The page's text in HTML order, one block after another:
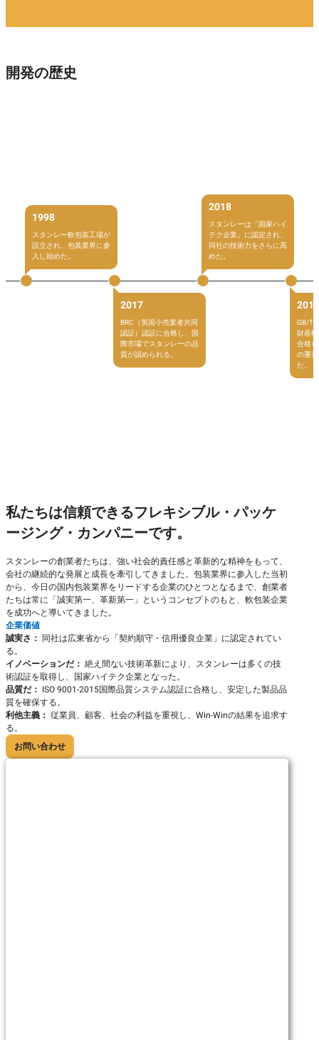
開発の歴史
1998
スタンレー軟包装工場が
設立され、包装業界に参
入し始めた。
2017
BRC（英国小売業者共同
認証）認証に合格し、国
際市場でスタンレーの品
質が認められる。
2018
スタンレーは「国家ハイ
テク企業」に認定され、
同社の技術力をさらに高
めた。
2019
GB/T
財産
合格
の重
た。
私たちは信頼できるフレキシブル・パッケ
ージング・カンパニーです。
スタンレーの創業者たちは、強い社会的責任感と革新的な精神をもって、
会社の継続的な発展と成長を牽引してきました。包装業界に参入した当初
から、今日の国内包装業界をリードする企業のひとつとなるまで、創業者
たちは常に「誠実第一、革新第一」というコンセプトのもと、軟包装企業
を成功へと導いてきました。
企業価値
誠実さ： 同社は広東省から「契約順守・信用優良企業」に認定されてい
る。
イノベーションだ： 絶え間ない技術革新により、スタンレーは多くの技
術認証を取得し、国家ハイテク企業となった。
品質だ： ISO 9001-2015国際品質システム認証に合格し、安定した製品品
質を確保する。
利他主義： 従業員、顧客、社会の利益を重視し、Win-Winの結果を追求す
る。
お問い合わせ